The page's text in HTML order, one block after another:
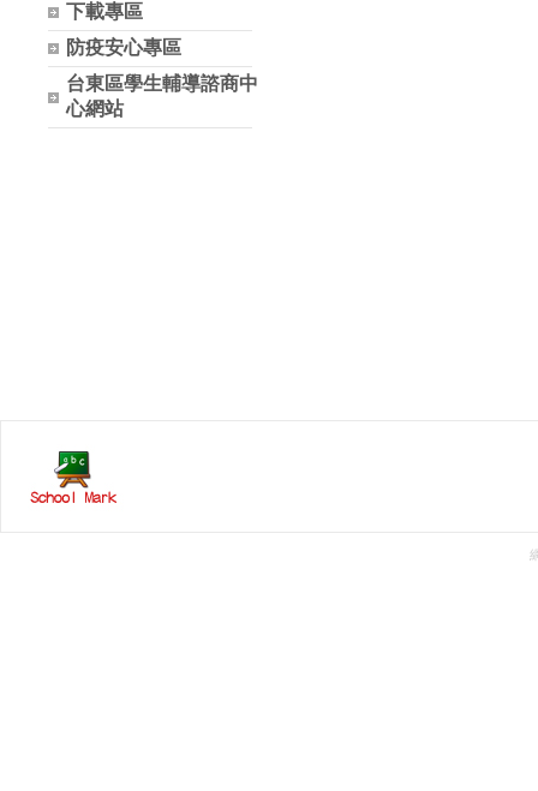
下載專區
防疫安心專區
台東區學生輔導諮商中
心網站